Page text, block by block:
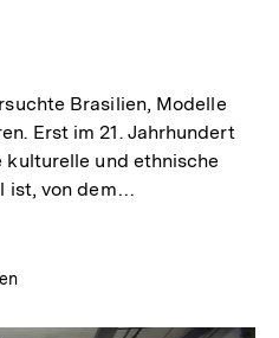
Brasilien, Modelle
Erst im 21. Jahrhundert
kulturelle und ethnische
ist, von dem…